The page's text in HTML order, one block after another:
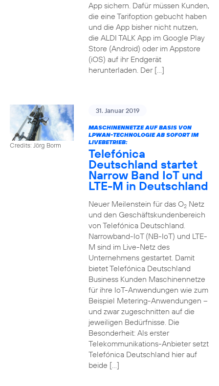
App sichern. Dafür müssen Kunden,
die eine Tarifoption gebucht haben
und die App bisher nicht nutzen,
die ALDI TALK App im Google Play
Store (Android) oder im Appstore
(iOS) auf ihr Endgerät
herunterladen. Der […]
Credits: Jörg Borm
31. Januar 2019
MASCHINENNETZE AUF BASIS VON
LPWAN-TECHNOLOGIE AB SOFORT IM
LIVEBETRIEB:
Telefónica
Deutschland startet
Narrow Band IoT und
LTE-M in Deutschland
Neuer Meilenstein für das O2Netz
und den Geschäftskundenbereich
von Telefónica Deutschland.
Narrowband-IoT (NB-IoT) und LTE-
M sind im Live-Netz des
Unternehmens gestartet. Damit
bietet Telefónica Deutschland
Business Kunden Maschinennetze
für ihre IoT-Anwendungen wie zum
Beispiel Metering-Anwendungen –
und zwar zugeschnitten auf die
jeweiligen Bedürfnisse. Die
Besonderheit: Als erster
Telekommunikations-Anbieter setzt
Telefónica Deutschland hier auf
beide […]